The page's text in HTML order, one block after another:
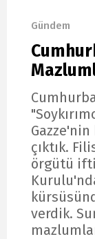
Gündem
çıktık.
örgütü
verdik.